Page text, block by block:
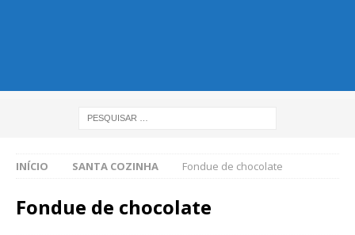
INÍCIO SANTA COZINHA Fondue de chocolate
Fondue de chocolate